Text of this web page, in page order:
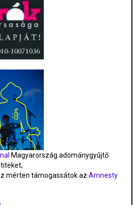
Magyarország adománygyűjtő
mérten támogassátok az Amnesty